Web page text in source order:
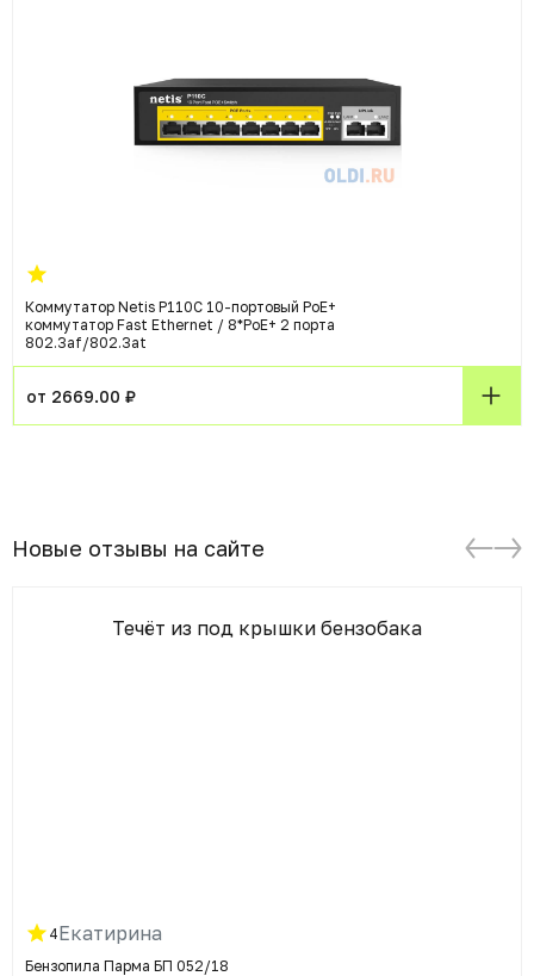
Коммутатор Netis P110C 10-портовый PoE+
коммутатор Fast Ethernet / 8*PoE+ 2 порта
802.3af/802.3at
от 2669.00 ₽
Новые отзывы на сайте
Течёт из под крышки бензобака
4Екатирина
Бензопила Парма БП 052/18